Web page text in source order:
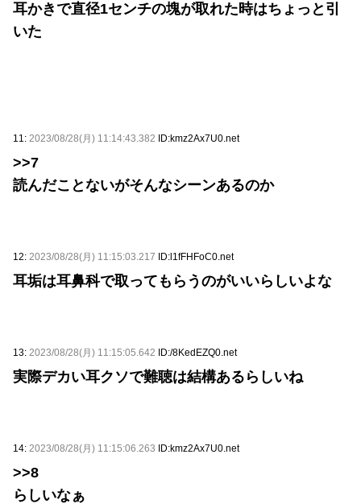
耳かきで直径1センチの塊が取れた時はちょっと引
いた
11: 2023/08/28(月) 11:14:43.382 ID:kmz2Ax7U0.net
>>7
読んだことないがそんなシーンあるのか
12: 2023/08/28(月) 11:15:03.217 ID:l1fFHFoC0.net
耳垢は耳鼻科で取ってもらうのがいいらしいよな
13: 2023/08/28(月) 11:15:05.642 ID:/8KedEZQ0.net
実際デカい耳クソで難聴は結構あるらしいね
14: 2023/08/28(月) 11:15:06.263 ID:kmz2Ax7U0.net
>>8
らしいなぁ